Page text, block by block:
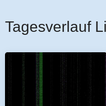
Tagesverlauf